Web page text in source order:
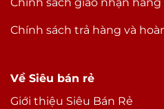
Chính sách giao nhận hàng
Chính sách trả hàng và
Về Siêu bán rẻ
Giới thiệu Siêu Bán Rẻ